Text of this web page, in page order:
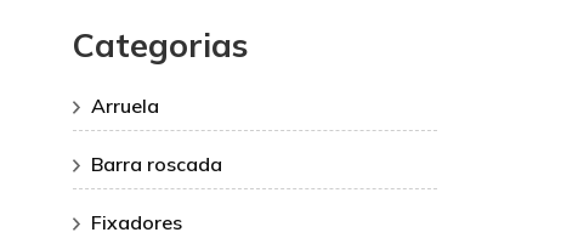
Categorias
Arruela
Barra roscada
Fixadores